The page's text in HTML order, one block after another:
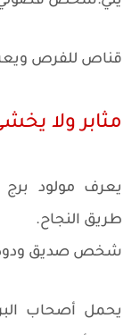
قناص للفرص
مثابر ولا
يعرف مولود
طريق النجاح.
شخص صديق
يحمل أصحاب